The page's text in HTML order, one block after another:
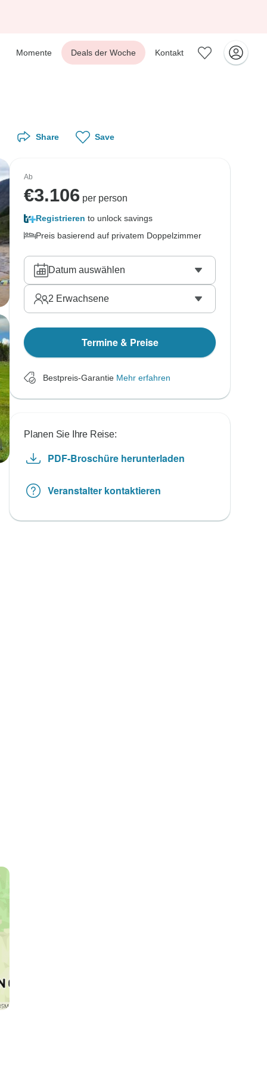
Momente Deals der Woche Kontakt
Share Save
Ab
€3.106 per person
Registrieren to unlock savings
Preis basierend auf privatem Doppelzimmer
Datum auswählen
2 Erwachsene
Termine & Preise
Bestpreis-Garantie Mehr erfahren
Planen Sie Ihre Reise:
PDF-Broschüre herunterladen
Veranstalter kontaktieren